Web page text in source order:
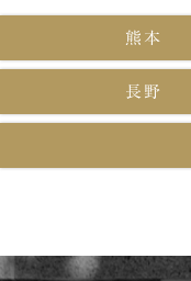
熊本
長野